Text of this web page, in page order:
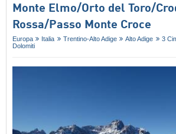
Monte Elmo/​Orto del Toro/​
Rossa/​Passo Monte Croce
Europa Italia Trentino-Alto Adige Alto Adige
3
Dolomiti